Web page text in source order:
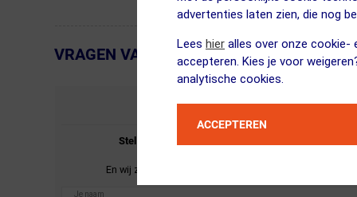
advertenties laten zien, die nog
Lees hier alles over onze cookie-
accepteren. Kies je voor
analytische cookies.
ACCEPTEREN
← Terug naar productnavigatie
VRAGEN VAN KLANTEN
STEL JE VRAAG
Stel je vraag over de
En wij zullen je zo spoedig mogelijk antwoorden.